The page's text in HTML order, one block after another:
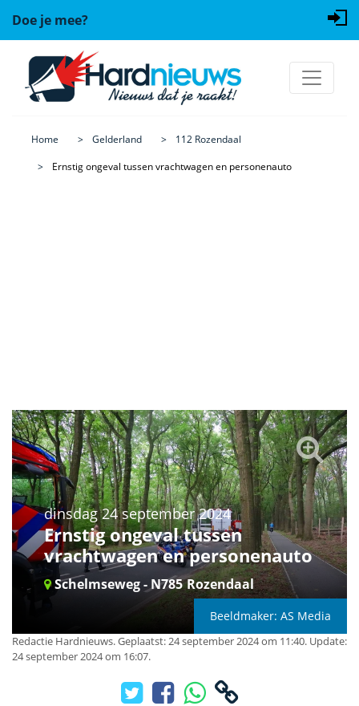
Doe je mee?
Home Gelderland
112 Rozendaal
Ernstig ongeval tussen vrachtwagen en personenauto
dinsdag 24 september 2024
Ernstig ongeval tussen
vrachtwagen en personenauto
Schelmseweg - N785 Rozendaal
Beeldmaker: AS Media
Redactie Hardnieuws.Geplaatst: 24 september 2024 om 11:40. Update:
24 september 2024 om 16:07.